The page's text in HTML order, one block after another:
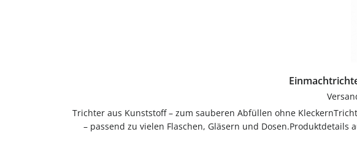
Trichter aus Kunststoff – zum sauberen Abfüllen ohne KleckernTrichter zum sauberen Abfüllen ohne Kleckern. Praktische Ergänzung für Küche, Vorrat und Haushalt
– passend zu vielen Flaschen, Gläsern und
Einfach in der Anwendung und langlebig im